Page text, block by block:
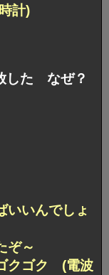
計)
した なぜ？
いいんでしょ
ぞ～
クゴク (電波